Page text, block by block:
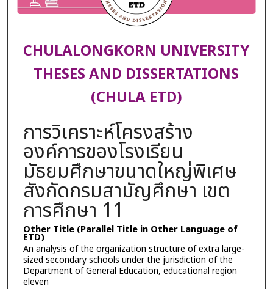
CHULALONGKORN UNIVERSITY
THESES AND DISSERTATIONS
(CHULA ETD)
การวิเคราะห์โครงสร้าง
องค์การของโรงเรียน
มัธยมศึกษาขนาดใหญ่พิเศษ
สังกัดกรมสามัญศึกษา เขต
การศึกษา 11
Other Title (Parallel Title in Other Language of
ETD)
An analysis of the organization structure of extra large-
sized secondary schools under the jurisdiction of the
Department of General Education, educational region
eleven